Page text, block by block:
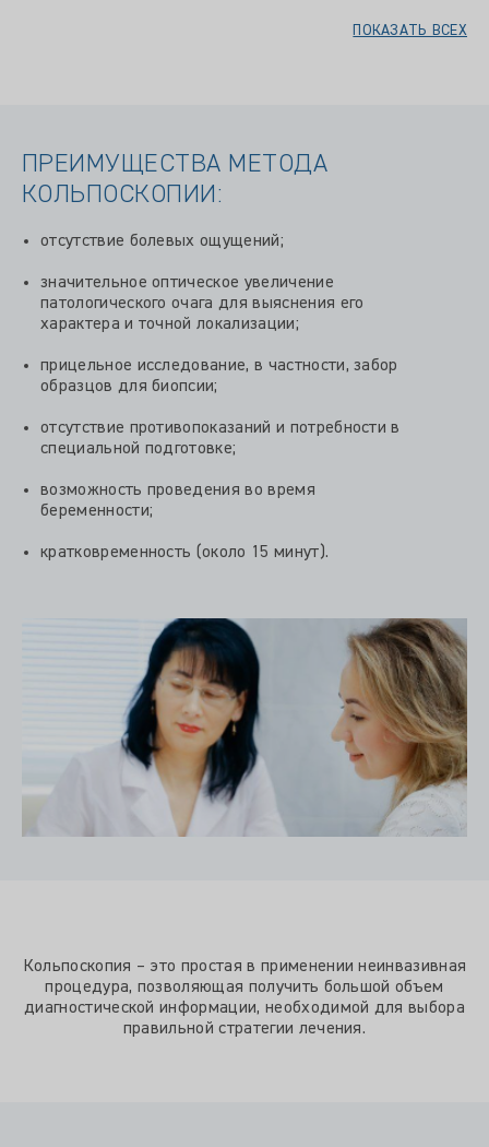
ПОКАЗАТЬ ВСЕХ
ПРЕИМУЩЕСТВА МЕТОДА
КОЛЬПОСКОПИИ:
отсутствие болевых ощущений;
значительное оптическое увеличение
патологического очага для выяснения его
характера и точной локализации;
прицельное исследование, в частности, забор
образцов для биопсии;
отсутствие противопоказаний и потребности в
специальной подготовке;
возможность проведения во время
беременности;
кратковременность (около 15 минут).
Кольпоскопия – это простая в применении неинвазивная
процедура, позволяющая получить большой объем
диагностической информации, необходимой для выбора
правильной стратегии лечения.